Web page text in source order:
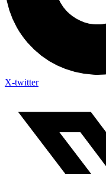
X-twitter